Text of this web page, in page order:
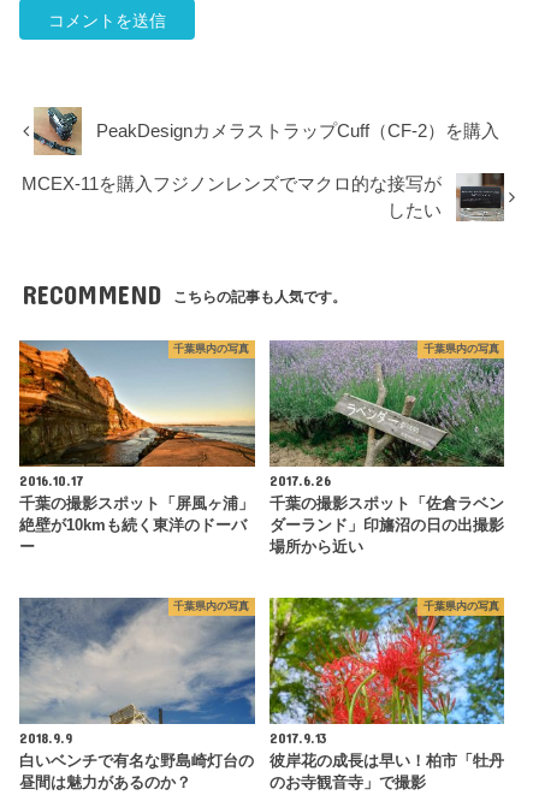
PeakDesignカメラストラップCuff（CF-2）を購入
MCEX-11を購入フジノンレンズでマクロ的な接写が
したい
RECOMMEND こちらの記事も人気です。
千葉県内の写真
2016.10.17
千葉の撮影スポット「屏風ヶ浦」
絶壁が10kmも続く東洋のドーバ
ー
千葉県内の写真
2017.6.26
千葉の撮影スポット「佐倉ラベン
ダーランド」印旛沼の日の出撮影
場所から近い
千葉県内の写真
2018.9.9
白いベンチで有名な野島崎灯台の
昼間は魅力があるのか？
千葉県内の写真
2017.9.13
彼岸花の成長は早い！柏市「牡丹
のお寺観音寺」で撮影